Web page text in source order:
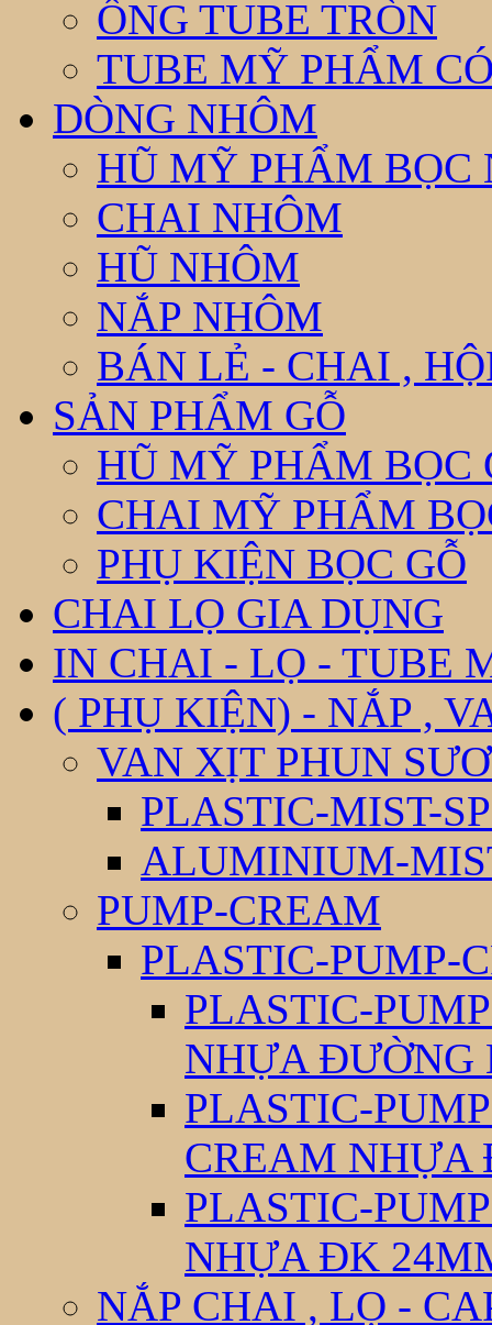
ỐNG TUBE TRÒN
TUBE MỸ PHẨM
DÒNG NHÔM
HŨ MỸ PHẨM BỌC
CHAI NHÔM
HŨ NHÔM
NẮP NHÔM
BÁN LẺ - CHAI ,
SẢN PHẨM GỖ
HŨ MỸ PHẨM BỌC
CHAI MỸ PHẨM
PHỤ KIỆN BỌC GỖ
CHAI LỌ GIA DỤNG
IN CHAI - LỌ - TUBE
( PHỤ KIỆN) - NẮP ,
VAN XỊT PHUN
PLASTIC-MIST-
ALUMINIUM-
PUMP-CREAM
PLASTIC-PUMP-
PLASTIC-
NHỰA ĐƯỜNG
PLASTIC-
CREAM NHỰA
PLASTIC-
NHỰA ĐK
NẮP CHAI , LỌ -